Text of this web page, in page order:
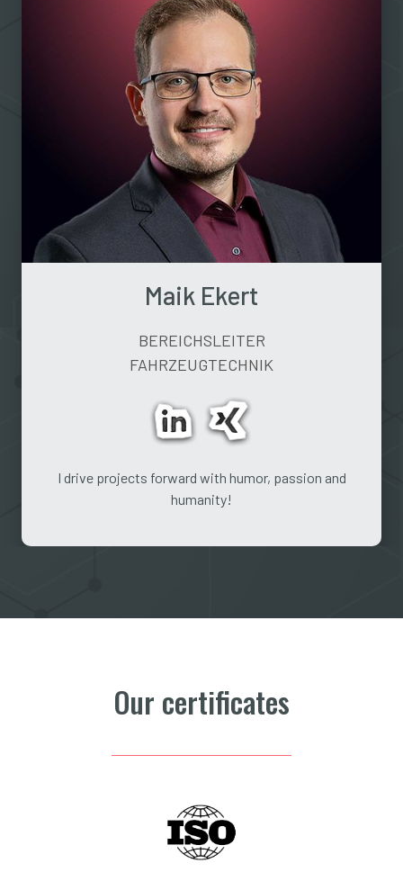
Maik Ekert
BEREICHSLEITER
FAHRZEUGTECHNIK
I drive projects forward with humor, passion and
humanity!
Our certificates